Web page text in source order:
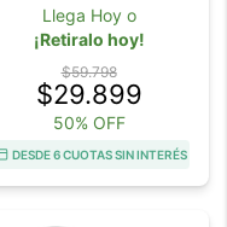
Llega Hoy o
¡Retiralo hoy!
$59.798
$29.899
50% OFF
DESDE 6 CUOTAS SIN INTERÉS